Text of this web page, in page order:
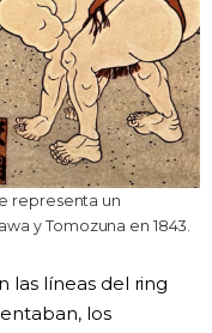
representa un
y Tomozuna en 1843.
las líneas del ring
los